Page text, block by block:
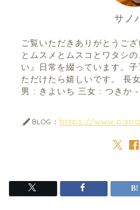
サノ
ご覧いただきありがとうご
とムスメとムスコとワタシ
い』日常を綴っています。
ただけたら嬉しいです。 長
男 : きよいち 三女 : つきか
BLOG： https://